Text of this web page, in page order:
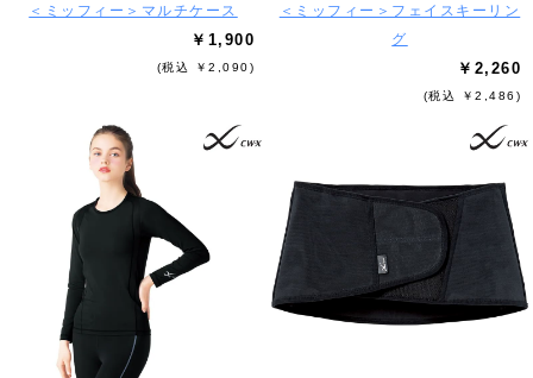
＜ミッフィー＞マルチケース
￥1,900
(税込 ￥2,090)
＜ミッフィー＞フェイスキーリン
グ
￥2,260
(税込 ￥2,486)